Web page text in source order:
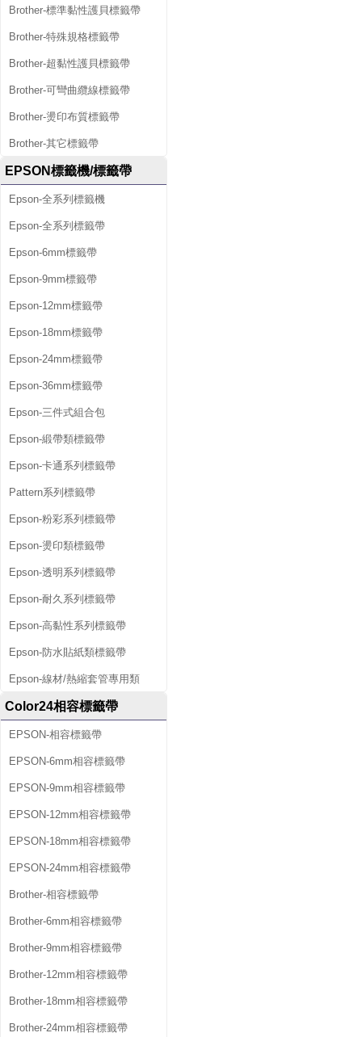
Brother-標準黏性護貝標籤帶
Brother-特殊規格標籤帶
Brother-超黏性護貝標籤帶
Brother-可彎曲纜線標籤帶
Brother-燙印布質標籤帶
Brother-其它標籤帶
EPSON標籤機/標籤帶
Epson-全系列標籤機
Epson-全系列標籤帶
Epson-6mm標籤帶
Epson-9mm標籤帶
Epson-12mm標籤帶
Epson-18mm標籤帶
Epson-24mm標籤帶
Epson-36mm標籤帶
Epson-三件式組合包
Epson-緞帶類標籤帶
Epson-卡通系列標籤帶
Pattern系列標籤帶
Epson-粉彩系列標籤帶
Epson-燙印類標籤帶
Epson-透明系列標籤帶
Epson-耐久系列標籤帶
Epson-高黏性系列標籤帶
Epson-防水貼紙類標籤帶
Epson-線材/熱縮套管專用類
Color24相容標籤帶
EPSON-相容標籤帶
EPSON-6mm相容標籤帶
EPSON-9mm相容標籤帶
EPSON-12mm相容標籤帶
EPSON-18mm相容標籤帶
EPSON-24mm相容標籤帶
Brother-相容標籤帶
Brother-6mm相容標籤帶
Brother-9mm相容標籤帶
Brother-12mm相容標籤帶
Brother-18mm相容標籤帶
Brother-24mm相容標籤帶